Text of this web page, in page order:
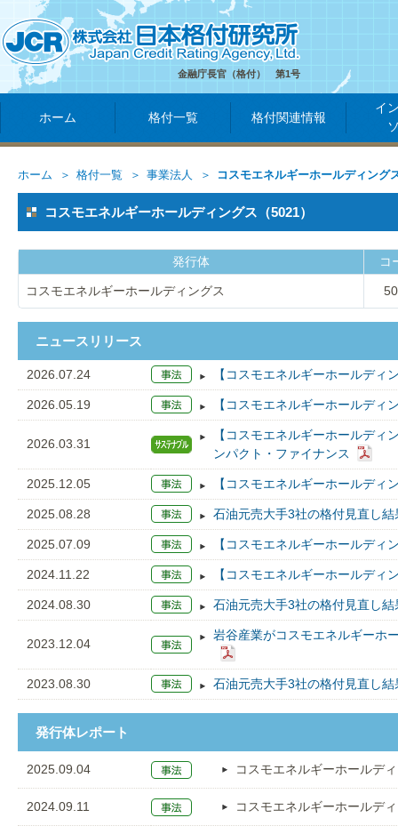
金融庁長官（格付） 第1号
ホーム 格付一覧 格付関連情報
イ
ホーム 格付一覧 事業法人 コスモエネルギーホールディング
コスモエネルギーホールディングス（5021）
発行体 コ
コスモエネルギーホールディングス
ニュースリリース
2026.07.24 【コスモエネルギーホールディ
2026.05.19 【コスモエネルギーホールディ
2026.03.31
【コスモエネルギーホールデ
ンパクト・ファイナンス
2025.12.05 【コスモエネルギーホールディ
2025.08.28 石油元売大手3社の格付見直し結
2025.07.09 【コスモエネルギーホールディ
2024.11.22 【コスモエネルギーホールディ
2024.08.30 石油元売大手3社の格付見直し結
2023.12.04
岩谷産業がコスモエネルギーホ
2023.08.30 石油元売大手3社の格付見直し結
発行体レポート
2025.09.04 コスモエネルギーホールデ
2024.09.11 コスモエネルギーホールデ